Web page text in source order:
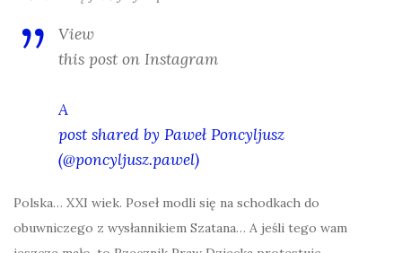
View
this post on Instagram
A
post shared by Paweł Poncyljusz
(@poncyljusz.pawel)
Polska… XXI wiek. Poseł modli się na schodkach do
obuwniczego z wysłannikiem Szatana… A jeśli tego wam